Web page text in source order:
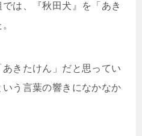
は、『秋田犬』を「あき
きたけん」だと思ってい
う言葉の響きになかなか